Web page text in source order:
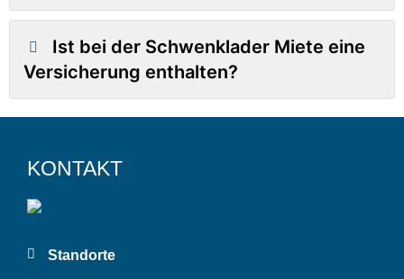
Ist bei der Schwenklader Miete eine
Versicherung enthalten?
KONTAKT
Standorte